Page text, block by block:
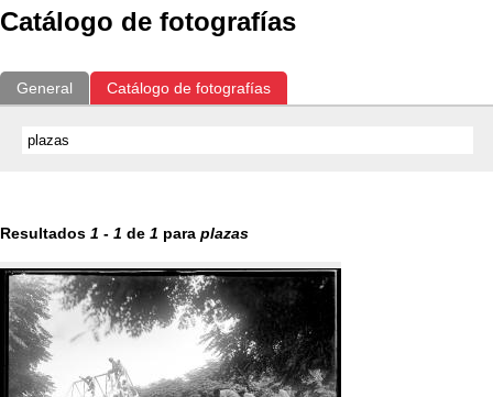
Catálogo de fotografías
General Catálogo de fotografías
Resultados 1 - 1 de 1 para plazas